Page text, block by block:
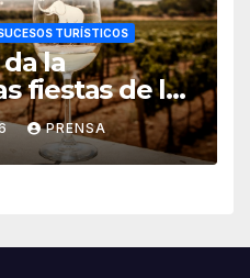
TURÍSTICOS
la
fiestas de la
PRENSA